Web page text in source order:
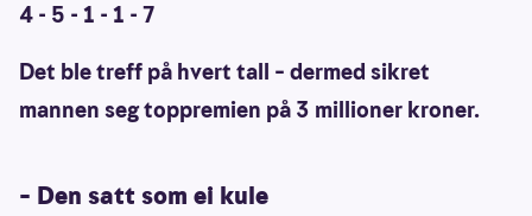
4 - 5 - 1 - 1 - 7
Det ble treff på hvert tall – dermed sikret
mannen seg toppremien på 3 millioner kroner.
– Den satt som ei kule